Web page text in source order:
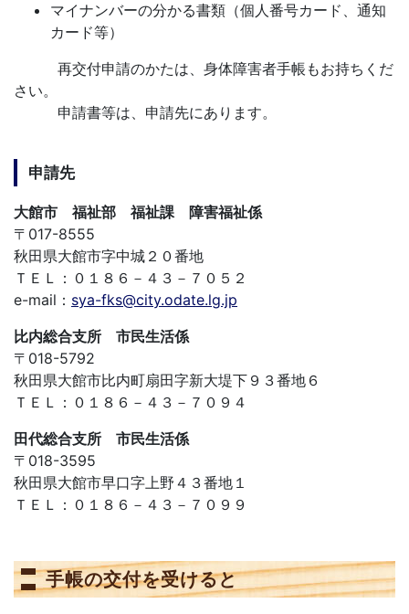
マイナンバーの分かる書類（個人番号カード、通知
カード等）
再交付申請のかたは、身体障害者手帳もお持ちくだ
さい。
申請書等は、申請先にあります。
申請先
大館市 福祉部 福祉課 障害福祉係
〒017-8555
秋田県大館市字中城２０番地
ＴＥＬ：０１８６－４３－７０５２
e-mail： sya-fks@city.odate.lg.jp
比内総合支所 市民生活係
〒018-5792
秋田県大館市比内町扇田字新大堤下９３番地６
ＴＥＬ：０１８６－４３－７０９４
田代総合支所 市民生活係
〒018-3595
秋田県大館市早口字上野４３番地１
ＴＥＬ：０１８６－４３－７０９９
手帳の交付を受けると